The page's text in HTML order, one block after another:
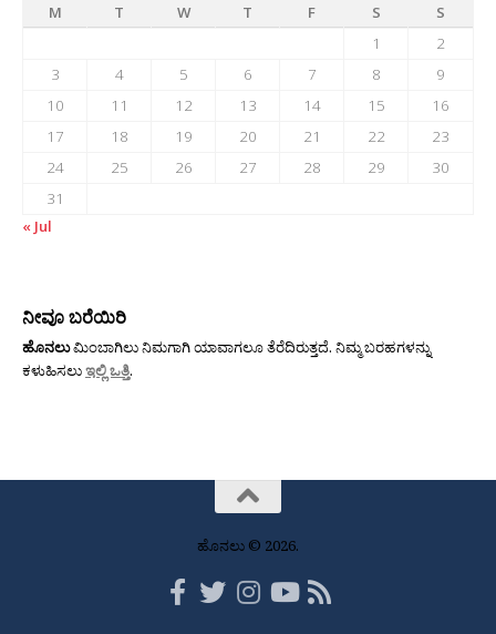
M
T W T F S
S
1
2
3
4 5 6 7 8
9
10
11 12 13 14 15
16
17
18 19 20 21 22
23
24
25 26 27 28 29
30
31
« Jul
ನೀವೂ ಬರೆಯಿರಿ
ಹೊನಲುಮಿಂಬಾಗಿಲು ನಿಮಗಾಗಿ ಯಾವಾಗಲೂ ತೆರೆದಿರುತ್ತದೆ. ನಿಮ್ಮ ಬರಹಗಳನ್ನು
ಕಳುಹಿಸಲುಇಲ್ಲಿ ಒತ್ತಿ.
ಹೊನಲು © 2026.